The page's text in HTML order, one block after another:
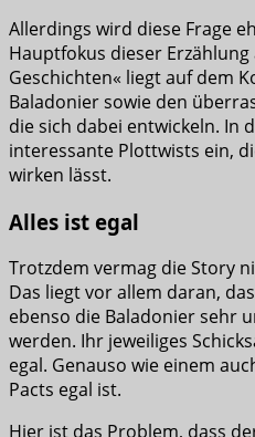
Allerdings wird diese Frage
Hauptfokus dieser Erzählung
Geschichten« liegt auf dem
Baladonier sowie den
die sich dabei entwickeln. In
interessante Plottwists ein,
wirken lässt.
Alles ist egal
Trotzdem vermag die Story
Das liegt vor allem daran,
ebenso die Baladonier sehr
werden. Ihr jeweiliges
egal. Genauso wie einem
Pacts egal ist.
Hier ist das Problem, dass